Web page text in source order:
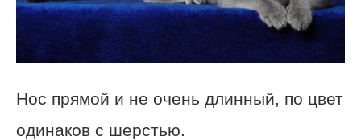
Нос прямой и не очень длинный, по цвет
одинаков с шерстью.